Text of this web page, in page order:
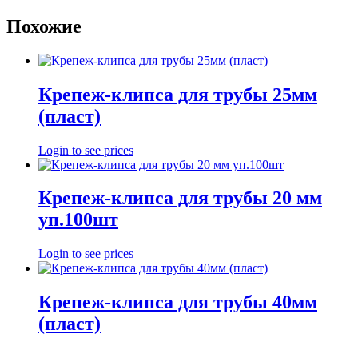
Похожие
Крепеж-клипса для трубы 25мм
(пласт)
Login to see prices
Крепеж-клипса для трубы 20 мм
уп.100шт
Login to see prices
Крепеж-клипса для трубы 40мм
(пласт)